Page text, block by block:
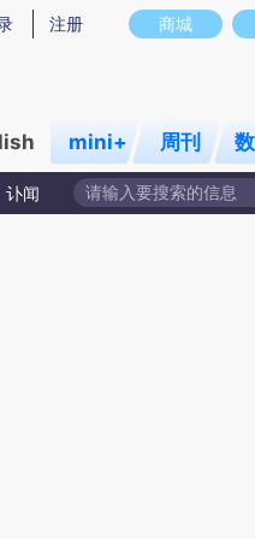
实意图存在偏差。不代表财新观点
商城
注册
mini+ 周刊
讣闻